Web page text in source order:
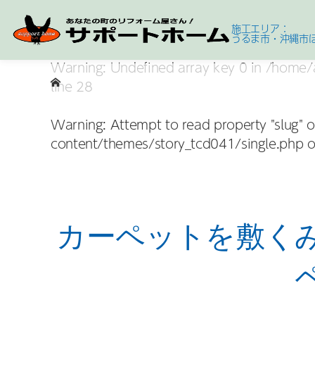
施工エリア：
うるま市・沖縄市
Warning: Undefined array key 0 in /home/
line 28
Warning: Attempt to read property "slug"
content/themes/story_tcd041/single.php
カーペットを敷く